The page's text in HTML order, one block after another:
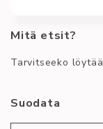
Hyvää päivää
varma
Uutinen
collegepaita
Mitä etsit?
Tarvitseeko
Suodata